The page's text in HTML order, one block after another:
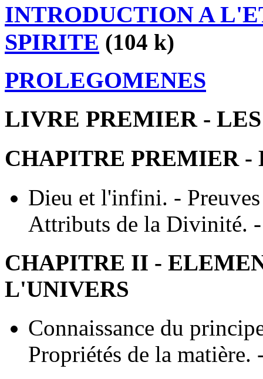
INTRODUCTION A
SPIRITE (104 k)
PROLEGOMENES
LIVRE PREMIER -
CHAPITRE PREMIER -
Dieu et l'infini. -
Attributs de la Divinité.
CHAPITRE II -
L'UNIVERS
Connaissance du
Propriétés de la